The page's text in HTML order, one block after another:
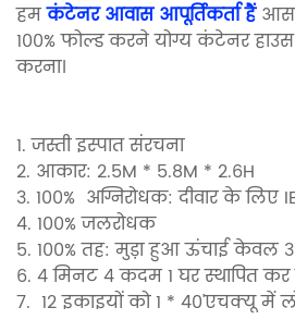
हमकंटेनर आवास आपूर्तिकर्ता हैं
100% फोल्ड करने योग्य कंटेनर
करना।
1. जस्ती इस्पात संरचना
2. आकार: 2.5M * 5.8M * 2.6H
3. 100% अग्निरोधक:दीवार के लिए
4. 100% जलरोधक
5. 100% तह: मुड़ा हुआ ऊंचाई केवल
6. 4 मिनट 4 कदम 1 घर स्थापित
7. 12 इकाइयों को 1 * 40'एचक्यू में